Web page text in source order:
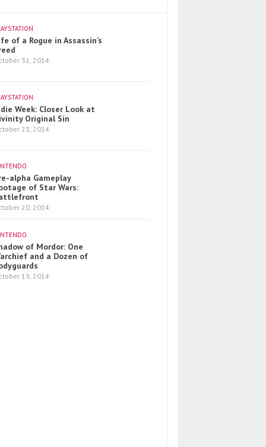
of a Rogue in Assassin’s
31, 2014
Week: Closer Look at
Original Sin
23, 2014
alpha Gameplay
of Star Wars:
20, 2014
of Mordor: One
and a Dozen of
19, 2014